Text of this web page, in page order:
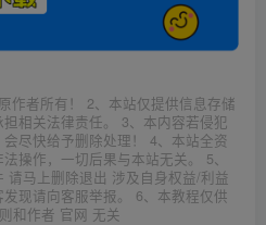
作者所有！ 2、本站仅提供信息存储
相关法律责任。 3、本内容若侵犯
尽快给予删除处理！ 4、本站全资
操作，一切后果与本站无关。 5、
请马上删除退出 涉及自身权益/利益
现请向客服举报。 6、本教程仅供
和作者 官网 无关